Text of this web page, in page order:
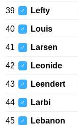
39 ♂ Lefty
40 ♂ Louis
41 ♂ Larsen
42 ♂ Leonide
43 ♂ Leendert
44 ♂ Larbi
45 ♂ Lebanon